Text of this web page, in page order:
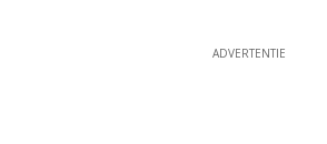
ADVERTENTIE